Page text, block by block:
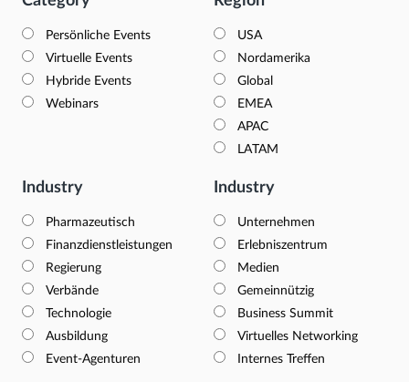
Persönliche Events
Virtuelle Events
Hybride Events
Webinars
USA
Nordamerika
Global
EMEA
APAC
LATAM
Industry
Pharmazeutisch
Finanzdienstleistungen
Regierung
Verbände
Technologie
Ausbildung
Event-Agenturen
Industry
Unternehmen
Erlebniszentrum
Medien
Gemeinnützig
Business Summit
Virtuelles Networking
Internes Treffen